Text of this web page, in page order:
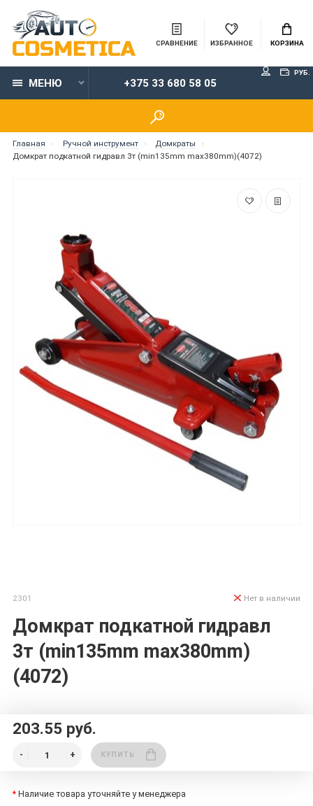
СРАВНЕНИЕ ИЗБРАННОЕ КОРЗИНА
МЕНЮ +375 33 680 58 05
РУБ.
Главная Ручной инструмент
Домкраты
Домкрат подкатной гидравл 3т (min135mm max380mm)(4072)
2301
Домкрат подкатной гидравл
3т (min135mm max380mm)
(4072)
Нет в наличии
203.55 руб.
КУПИТЬ
* Наличие товара уточняйте у менеджера